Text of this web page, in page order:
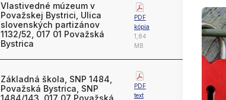
Vlastivedné múzeum v
Považskej Bystrici, Ulica
slovenských partizánov
1132/52, 017 01 Považská
Bystrica
PDF
kópia
1,84
MB
Základná škola, SNP 1484,
Považská Bystrica, SNP
PDF
text